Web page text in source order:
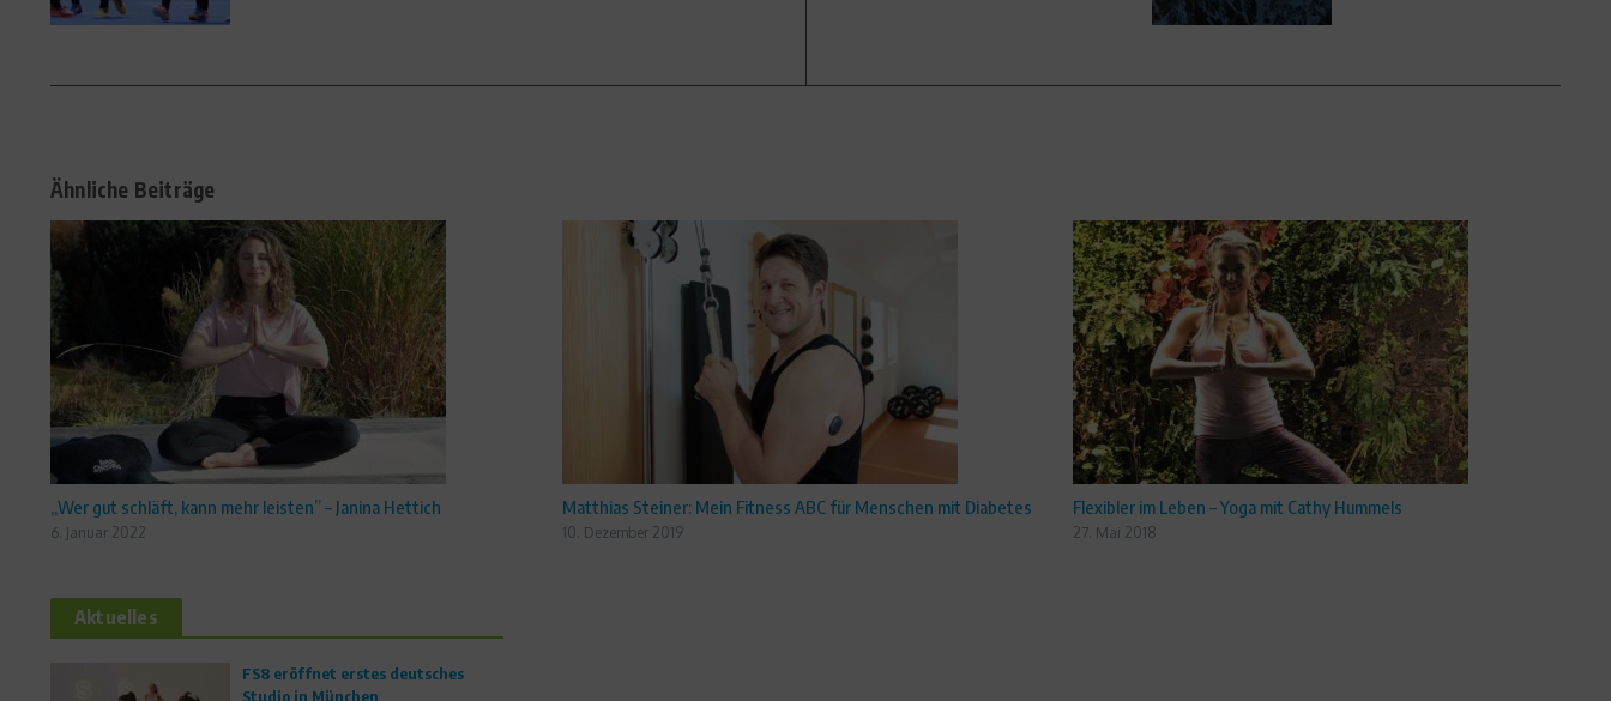
Ähnliche Beiträge
„Wer gut schläft, kann mehr leisten” – Janina Hettich
6. Januar 2022
Matthias Steiner: Mein Fitness ABC für Menschen mit Diabetes
10. Dezember 2019
Flexibler im Leben – Yoga mit Cathy Hummels
27. Mai 2018
Aktuelles
FS8 eröffnet erstes deutsches
Studio in München